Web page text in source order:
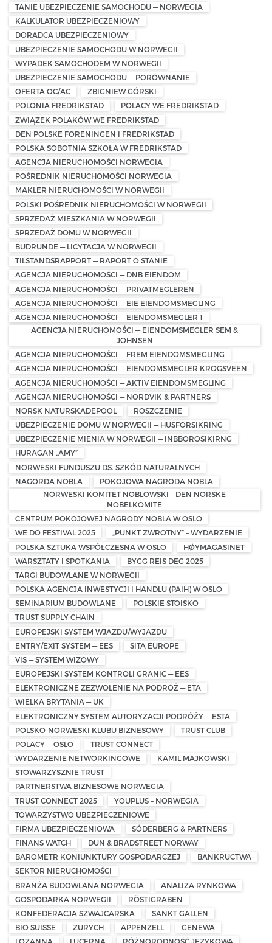
TANIE UBEZPIECZENIE SAMOCHODU — NORWEGIA
KALKULATOR UBEZPIECZENIOWY
DORADCA UBEZPIECZENIOWY
UBEZPIECZENIE SAMOCHODU W NORWEGII
WYPADEK SAMOCHODEM W NORWEGII
UBEZPIECZENIE SAMOCHODU — PORÓWNANIE
OFERTA OC/AC
ZBIGNIEW GÓRSKI
POLONIA FREDRIKSTAD
POLACY WE FREDRIKSTAD
ZWIĄZEK POLAKÓW WE FREDRIKSTAD
DEN POLSKE FORENINGEN I FREDRIKSTAD
POLSKA SOBOTNIA SZKOŁA W FREDRIKSTAD
AGENCJA NIERUCHOMOŚCI NORWEGIA
POŚREDNIK NIERUCHOMOŚCI NORWEGIA
MAKLER NIERUCHOMOŚCI W NORWEGII
POLSKI POŚREDNIK NIERUCHOMOŚCI W NORWEGII
SPRZEDAŻ MIESZKANIA W NORWEGII
SPRZEDAŻ DOMU W NORWEGII
BUDRUNDE — LICYTACJA W NORWEGII
TILSTANDSRAPPORT — RAPORT O STANIE
AGENCJA NIERUCHOMOŚCI — DNB EIENDOM
AGENCJA NIERUCHOMOŚCI — PRIVATMEGLEREN
AGENCJA NIERUCHOMOŚCI — EIE EIENDOMSMEGLING
AGENCJA NIERUCHOMOŚCI — EIENDOMSMEGLER 1
AGENCJA NIERUCHOMOŚCI — EIENDOMSMEGLER SEM &
JOHNSEN
AGENCJA NIERUCHOMOŚCI — FREM EIENDOMSMEGLING
AGENCJA NIERUCHOMOŚCI — EIENDOMSMEGLER KROGSVEEN
AGENCJA NIERUCHOMOŚCI — AKTIV EIENDOMSMEGLING
AGENCJA NIERUCHOMOŚCI — NORDVIK & PARTNERS
NORSK NATURSKADEPOOL
ROSZCZENIE
UBEZPIECZENIE DOMU W NORWEGII — HUSFORSIKRING
UBEZPIECZENIE MIENIA W NORWEGII — INBBOROSIKIRNG
HURAGAN „AMY”
NORWESKI FUNDUSZU DS. SZKÓD NATURALNYCH
NAGORDA NOBLA
POKOJOWA NAGRODA NOBLA
NORWESKI KOMITET NOBLOWSKI – DEN NORSKE
NOBELKOMITE
CENTRUM POKOJOWEJ NAGRODY NOBLA W OSLO
WE DO FESTIVAL 2025
„PUNKT ZWROTNY” – WYDARZENIE
POLSKA SZTUKA WSPÓŁCZESNA W OSLO
HØYMAGASINET
WARSZTATY I SPOTKANIA
BYGG REIS DEG 2025
TARGI BUDOWLANE W NORWEGII
POLSKA AGENCJA INWESTYCJI I HANDLU (PAIH) W OSLO
SEMINARIUM BUDOWLANE
POLSKIE STOISKO
TRUST SUPPLY CHAIN
EUROPEJSKI SYSTEM WJAZDU/WYJAZDU
ENTRY/EXIT SYSTEM — EES
SITA EUROPE
VIS — SYSTEM WIZOWY
EUROPEJSKI SYSTEM KONTROLI GRANIC — EES
ELEKTRONICZNE ZEZWOLENIE NA PODRÓŻ — ETA
WIELKA BRYTANIA — UK
ELEKTRONICZNY SYSTEM AUTORYZACJI PODRÓŻY — ESTA
POLSKO-NORWESKI KLUBU BIZNESOWY
TRUST CLUB
POLACY — OSLO
TRUST CONNECT
WYDARZENIE NETWORKINGOWE
KAMIL MAJKOWSKI
STOWARZYSZNIE TRUST
PARTNERSTWA BIZNESOWE NORWEGIA
TRUST CONNECT 2025
YOUPLUS – NORWEGIA
TOWARZYSTWO UBEZPIECZENIOWE
FIRMA UBEZPIECZENIOWA
SÖDERBERG & PARTNERS
FINANS WATCH
DUN & BRADSTREET NORWAY
BAROMETR KONIUNKTURY GOSPODARCZEJ
BANKRUCTWA
SEKTOR NIERUCHOMOŚCI
BRANŻA BUDOWLANA NORWEGIA
ANALIZA RYNKOWA
GOSPODARKA NORWEGII
RÖSTIGRABEN
KONFEDERACJA SZWAJCARSKA
SANKT GALLEN
BIO SUISSE
ZURYCH APPENZELL
GENEWA